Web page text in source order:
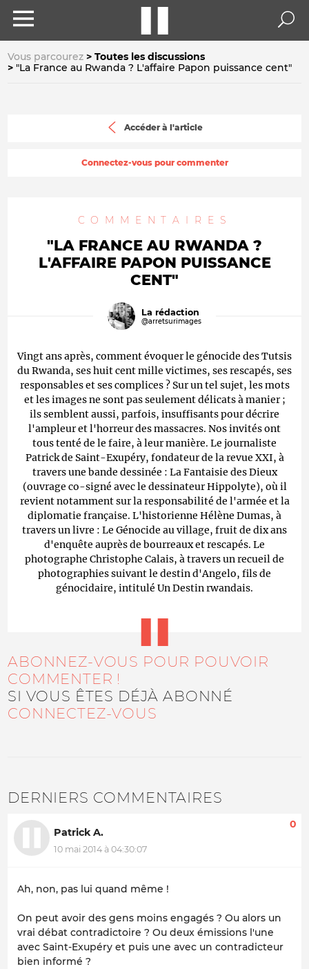
Vous parcourez
Toutes les discussions
"La France au Rwanda ? L'affaire Papon puissance cent"
Accéder à l'article
Connectez-vous pour commenter
COMMENTAIRES
"LA FRANCE AU RWANDA ?
L'AFFAIRE PAPON PUISSANCE
CENT"
La rédaction
@arretsurimages
Vingt ans après, comment évoquer le génocide des Tutsis
du Rwanda, ses huit cent mille victimes, ses rescapés, ses
responsables et ses complices ? Sur un tel sujet, les mots
et les images ne sont pas seulement délicats à manier ;
ils semblent aussi, parfois, insuffisants pour décrire
l'ampleur et l'horreur des massacres. Nos invités ont
tous tenté de le faire, à leur manière. Le journaliste
Patrick de Saint-Exupéry, fondateur de la revue XXI, à
travers une bande dessinée : La Fantaisie des Dieux
(ouvrage co-signé avec le dessinateur Hippolyte), où il
revient notamment sur la responsabilité de l'armée et la
diplomatie française. L'historienne Hélène Dumas, à
travers un livre : Le Génocide au village, fruit de dix ans
d'enquête auprès de bourreaux et rescapés. Le
photographe Christophe Calais, à travers un recueil de
photographies suivant le destin d'Angelo, fils de
génocidaire, intitulé Un Destin rwandais.
ABONNEZ-VOUS POUR POUVOIR
COMMENTER !
SI VOUS ÊTES DÉJÀ ABONNÉ
CONNECTEZ-VOUS
DERNIERS COMMENTAIRES
Patrick A.
10 mai 2014 à 04:30:07
0
Ah, non, pas lui quand même !
On peut avoir des gens moins engagés ? Ou alors un
vrai débat contradictoire ? Ou deux émissions l'une
avec Saint-Exupéry et puis une avec un contradicteur
bien informé ?